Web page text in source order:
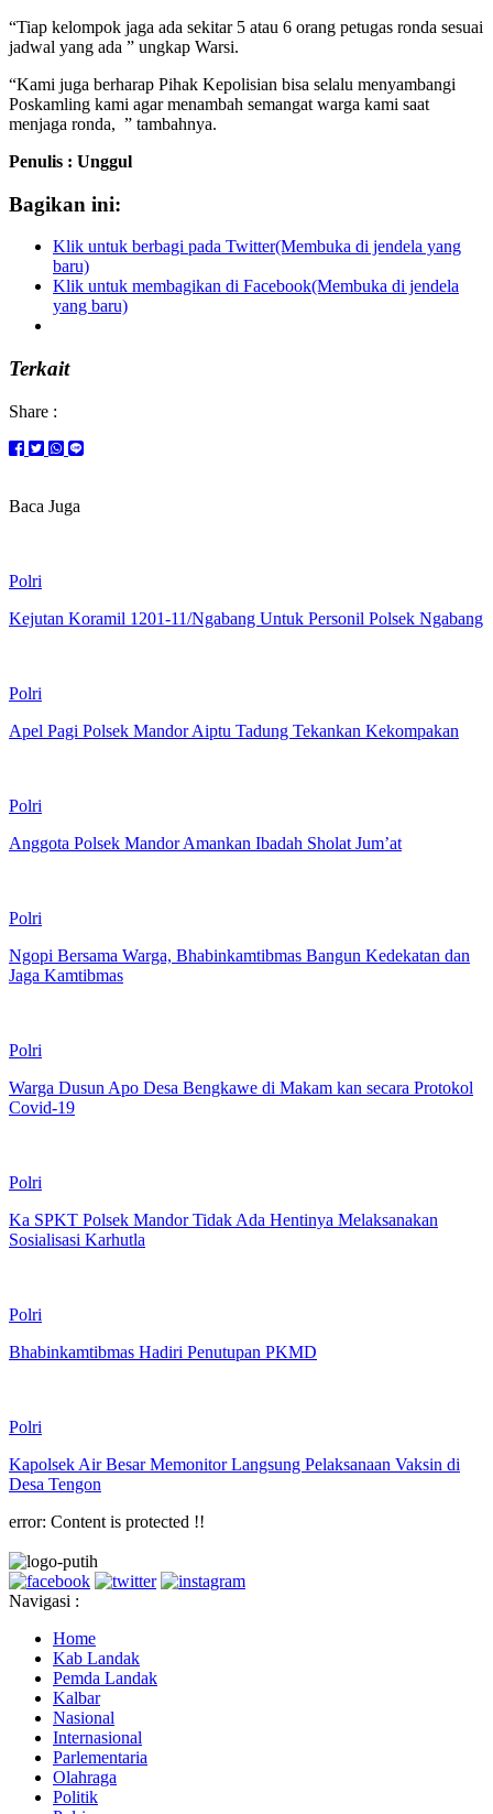
“Tiap kelompok jaga ada sekitar 5 atau 6 orang petugas ronda sesuai
jadwal yang ada ” ungkap Warsi.
“Kami juga berharap Pihak Kepolisian bisa selalu menyambangi
Poskamling kami agar menambah semangat warga kami saat
menjaga ronda, ” tambahnya.
Penulis : Unggul
Bagikan ini:
Klik untuk berbagi pada Twitter(Membuka di jendela yang
baru)
Klik untuk membagikan di Facebook(Membuka di jendela
yang baru)
Terkait
Share :
Baca Juga
Polri
Kejutan Koramil 1201-11/Ngabang Untuk Personil Polsek Ngabang
Polri
Apel Pagi Polsek Mandor Aiptu Tadung Tekankan Kekompakan
Polri
Anggota Polsek Mandor Amankan Ibadah Sholat Jum’at
Polri
Ngopi Bersama Warga, Bhabinkamtibmas Bangun Kedekatan dan
Jaga Kamtibmas
Polri
Warga Dusun Apo Desa Bengkawe di Makam kan secara Protokol
Covid-19
Polri
Ka SPKT Polsek Mandor Tidak Ada Hentinya Melaksanakan
Sosialisasi Karhutla
Polri
Bhabinkamtibmas Hadiri Penutupan PKMD
Polri
Kapolsek Air Besar Memonitor Langsung Pelaksanaan Vaksin di
Desa Tengon
error: Content is protected !!
Navigasi :
Home
Kab Landak
Pemda Landak
Kalbar
Nasional
Internasional
Parlementaria
Olahraga
Politik